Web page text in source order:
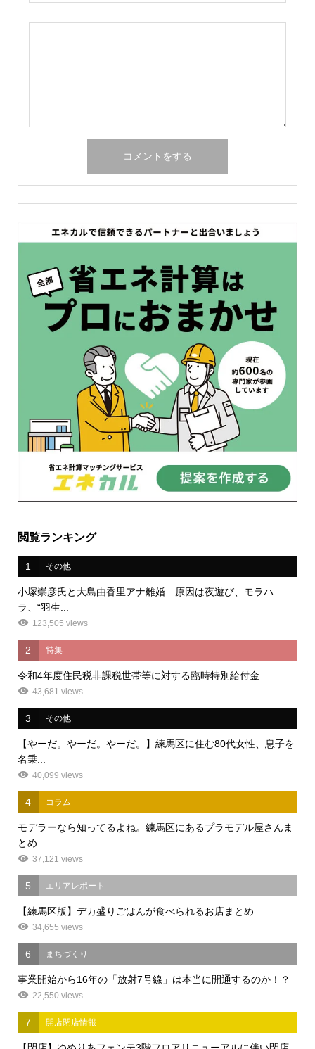
閲覧ランキング
1 その他
小塚崇彦氏と大島由香里アナ離婚 原因は夜遊び、モラハ
ラ、“羽生...
123,505 views
2 特集
令和4年度住民税非課税世帯等に対する臨時特別給付金
43,681 views
3 その他
【やーだ。やーだ。やーだ。】練馬区に住む80代女性、息子を
名乗...
40,099 views
4 コラム
モデラーなら知ってるよね。練馬区にあるプラモデル屋さんま
とめ
37,121 views
5 エリアレポート
【練馬区版】デカ盛りごはんが食べられるお店まとめ
34,655 views
6 まちづくり
事業開始から16年の「放射7号線」は本当に開通するのか！？
22,550 views
7 開店閉店情報